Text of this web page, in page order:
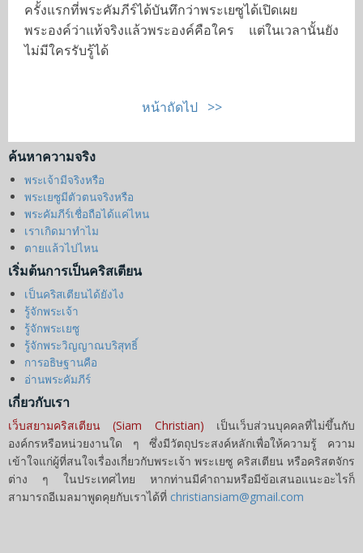
ครั้งแรกที่พระคัมภีร์ได้บันทึกว่าพระเยซูได้เปิดเผย
พระองค์ว่าแท้จริงแล้วพระองค์คือใคร แต่ในเวลานั้นยัง
ไม่มีใครรับรู้ได้
หน้าถัดไป >>
ค้นหาความจริง
พระเจ้ามีจริงหรือ
พระเยซูมีตัวตนจริงหรือ
พระคัมภีร์เชื่อถือได้แค่ไหน
เราเกิดมาทำไม
ตายแล้วไปไหน
เริ่มต้นการเป็นคริสเตียน
เป็นคริสเตียนได้ยังไง
รู้จักพระเจ้า
รู้จักพระเยซู
รู้จักพระวิญญาณบริสุทธิ์
การอธิษฐานคือ
อ่านพระคัมภีร์
เกี่ยวกับเรา
เว็บสยามคริสเตียน (Siam Christian) เป็นเว็บส่วนบุคคลที่ไม่ขึ้นกับ
องค์กรหรือหน่วยงานใด ๆ ซึ่งมีวัตถุประสงค์หลักเพื่อให้ความรู้ ความ
เข้าใจแก่ผู้ที่สนใจเรื่องเกี่ยวกับพระเจ้า พระเยซู คริสเตียน หรือคริสตจักร
ต่าง ๆ ในประเทศไทย หากท่านมีคำถามหรือมีข้อเสนอแนะอะไรก็
สามารถอีเมลมาพูดคุยกับเราได้ที่ christiansiam@gmail.com